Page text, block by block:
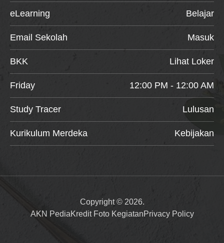
eLearning Belajar
Email Sekolah Masuk
BKK Lihat Loker
Friday 12:00 PM - 12:00 AM
Study Tracer Lulusan
Kurikulum Merdeka Kebijakan
Copyright © 2026.
AKN PediaKredit Foto KegiatanPrivacy Policy